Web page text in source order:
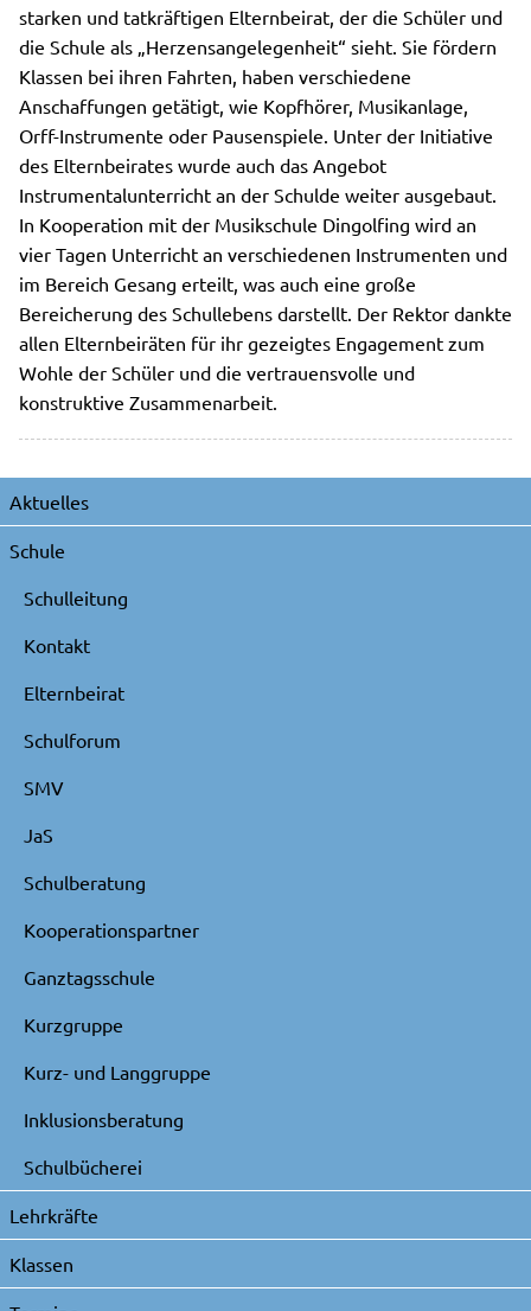
starken und tatkräftigen Elternbeirat, der die Schüler und
die Schule als „Herzensangelegenheit“ sieht. Sie fördern
Klassen bei ihren Fahrten, haben verschiedene
Anschaffungen getätigt, wie Kopfhörer, Musikanlage,
Orff-Instrumente oder Pausenspiele. Unter der Initiative
des Elternbeirates wurde auch das Angebot
Instrumentalunterricht an der Schulde weiter ausgebaut.
In Kooperation mit der Musikschule Dingolfing wird an
vier Tagen Unterricht an verschiedenen Instrumenten und
im Bereich Gesang erteilt, was auch eine große
Bereicherung des Schullebens darstellt. Der Rektor dankte
allen Elternbeiräten für ihr gezeigtes Engagement zum
Wohle der Schüler und die vertrauensvolle und
konstruktive Zusammenarbeit.
Navigation
Aktuelles
Schule
Schulleitung
Kontakt
Elternbeirat
Schulforum
SMV
JaS
Schulberatung
Kooperationspartner
Ganztagsschule
Kurzgruppe
Kurz- und Langgruppe
Inklusionsberatung
Schulbücherei
Lehrkräfte
Klassen